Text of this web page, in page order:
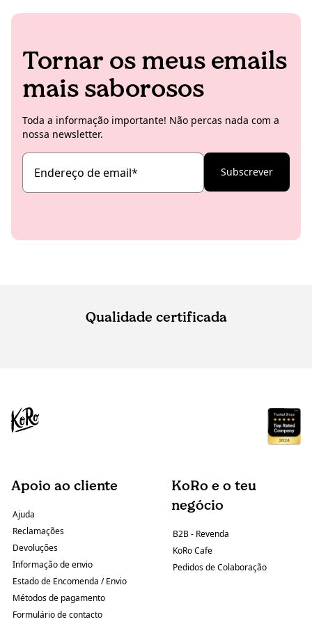
Tornar os meus emails
mais saborosos
Toda a informação importante! Não percas nada com a
nossa newsletter.
Endereço de email* Subscrever
Qualidade certificada
Apoio ao cliente
Ajuda
Reclamações
Devoluções
Informação de envio
Estado de Encomenda / Envio
Métodos de pagamento
Formulário de contacto
KoRo e o teu
negócio
B2B - Revenda
KoRo Cafe
Pedidos de Colaboração